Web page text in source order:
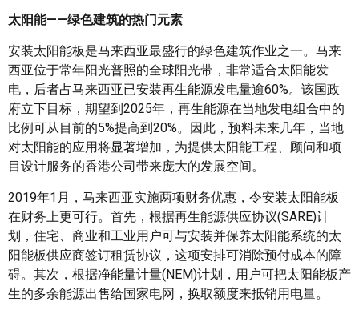
太阳能——绿色建筑的热门元素
安装太阳能板是马来西亚最盛行的绿色建筑作业之一。马来
西亚位于常年阳光普照的全球阳光带，非常适合太阳能发
电，后者占马来西亚已安装再生能源发电量逾60%。该国政
府立下目标，期望到2025年，再生能源在当地发电组合中的
比例可从目前的5%提高到20%。因此，预料未来几年，当地
对太阳能的应用将显著增加，为提供太阳能工程、顾问和项
目设计服务的香港公司带来庞大的发展空间。
2019年1月，马来西亚实施两项财务优惠，令安装太阳能板
在财务上更可行。首先，根据再生能源供应协议(SARE)计
划，住宅、商业和工业用户可与安装并保养太阳能系统的太
阳能板供应商签订租赁协议，这项安排可消除预付成本的障
碍。其次，根据净能量计量(NEM)计划，用户可把太阳能板产
生的多余能源出售给国家电网，换取额度来抵销用电量。